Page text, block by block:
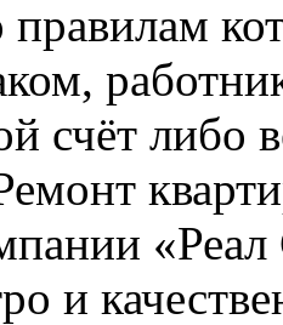
правилам
счёт либо
и